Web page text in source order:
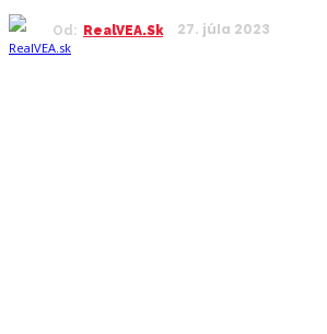
Od: RealVEA.sk 27. júla 2023